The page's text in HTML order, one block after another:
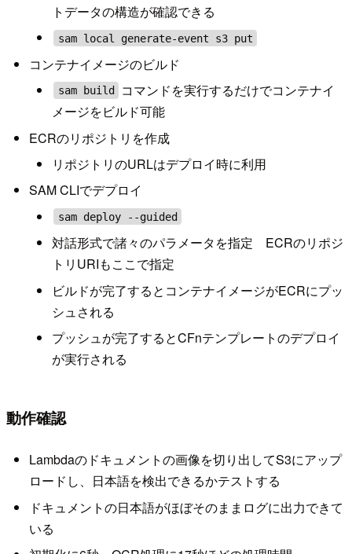
トデータの構造が確認できる
sam local generate-event s3 put
コンテナイメージのビルド
sam build
コマンドを実行するだけでコンテナイ
メージをビルド可能
ECRのリポジトリを作成
リポジトリのURLはデプロイ時に利用
SAM CLIでデプロイ
sam deploy --guided
対話形式で諸々のパラメータを指定 ECRのリポジ
トリURIもここで指定
ビルドが完了するとコンテナイメージがECRにプッ
シュされる
プッシュが完了するとCFnテンプレートのデプロイ
が実行される
動作確認
Lambdaのドキュメントの画像を切り出してS3にアップ
ロードし、日本語を検出できるかテストする
ドキュメントの日本語がほぼそのままログに出力できて
いる